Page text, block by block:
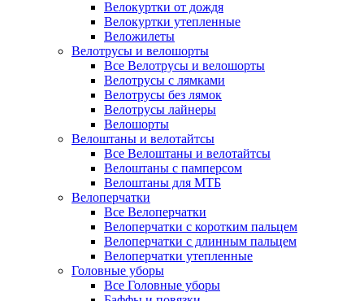
Велокуртки от дождя
Велокуртки утепленные
Веложилеты
Велотрусы и велошорты
Все Велотрусы и велошорты
Велотрусы с лямками
Велотрусы без лямок
Велотрусы лайнеры
Велошорты
Велоштаны и велотайтсы
Все Велоштаны и велотайтсы
Велоштаны с памперсом
Велоштаны для МТБ
Велоперчатки
Все Велоперчатки
Велоперчатки с коротким пальцем
Велоперчатки с длинным пальцем
Велоперчатки утепленные
Головные уборы
Все Головные уборы